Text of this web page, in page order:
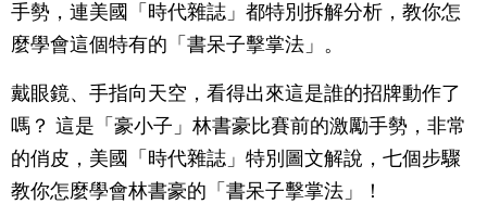
手勢，連美國「時代雜誌」都特別拆解分析，教你怎
麼學會這個特有的「書呆子擊掌法」。
戴眼鏡、手指向天空，看得出來這是誰的招牌動作了
嗎？ 這是「豪小子」林書豪比賽前的激勵手勢，非常
的俏皮，美國「時代雜誌」特別圖文解說，七個步驟
教你怎麼學會林書豪的「書呆子擊掌法」！